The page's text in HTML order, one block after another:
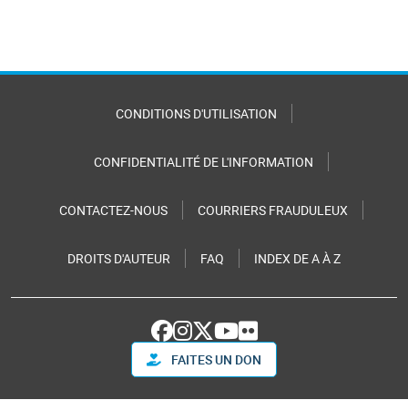
CONDITIONS D'UTILISATION
CONFIDENTIALITÉ DE L'INFORMATION
CONTACTEZ-NOUS COURRIERS FRAUDULEUX
DROITS D'AUTEUR FAQ INDEX DE A À Z
FAITES UN DON